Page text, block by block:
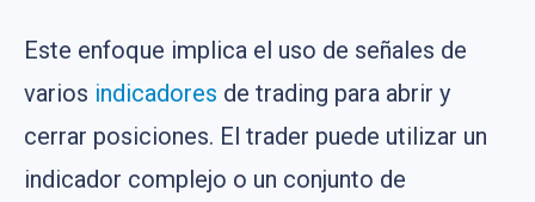
Este enfoque implica el uso de señales de
varios indicadores de trading para abrir y
cerrar posiciones. El trader puede utilizar un
indicador complejo o un conjunto de